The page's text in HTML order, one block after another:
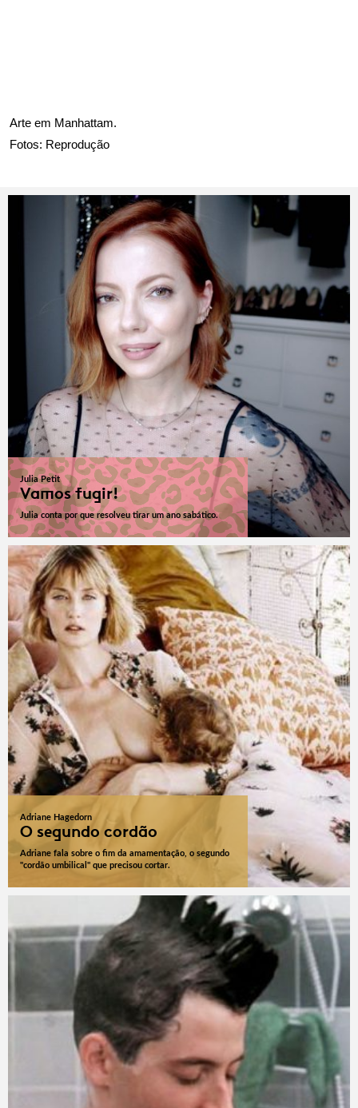
Arte em Manhattam.
Fotos: Reprodução
Julia Petit
Vamos fugir!
Julia conta por que resolveu tirar um ano sabático.
Adriane Hagedorn
O segundo cordão
Adriane fala sobre o fim da amamentação, o segundo
"cordão umbilical" que precisou cortar.